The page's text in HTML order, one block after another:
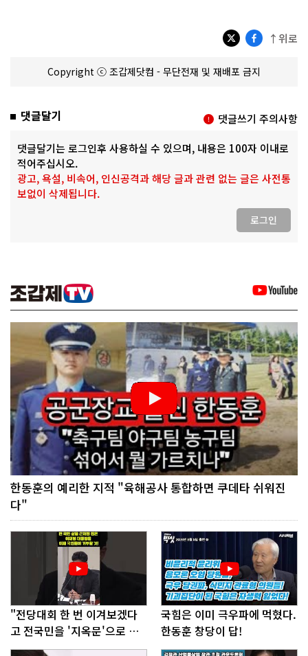
↑위로
Copyright ⓒ 조갑제닷컴 - 무단전재 및 재배포 금지
댓글달기 댓글쓰기 주의사항
댓글달기는 로그인후 사용하실 수 있으며, 내용은 100자 이내로
적어주십시오.
광고, 욕설, 비속어, 인신공격과 해당 글과 관련 없는 글은 사전통
보없이 삭제됩니다.
로그인
한동훈의 예리한 지적 "육해공사 통합하면 쿠데타 쉬워진
다"
"전당대회 한 번 이겨보겠다
고 전국민을 '지옥문'으로 밀
어!"
국힘은 이미 극우파에 먹혔다.
한동훈 창당이 답!